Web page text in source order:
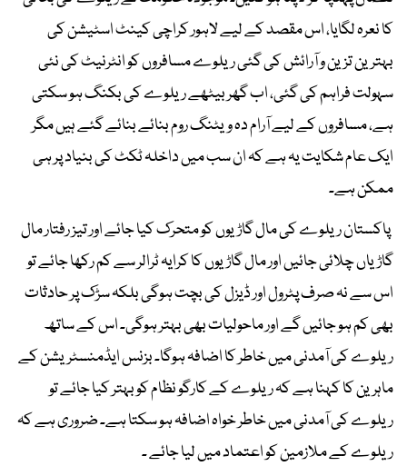
کا نعرہ لگایا، اس مقصد کے لیے لاہور کراچی کینٹ اسٹیشن کی
بہترین تزین و آرائش کی گئی ریلوے مسافروں کو انٹرنیٹ کی نئی
سہولت فراہم کی گئی، اب گھر بیٹھے ریلوے کی بکنگ ہو سکتی
ہے، مسافروں کے لیے آرام دہ ویٹنگ روم بنائے بنائے گئے ہیں مگر
ایک عام شکایت یہ ہے کہ ان سب میں داخلہ ٹکٹ کی بنیاد پر ہی
ممکن ہے۔
پاکستان ریلوے کی مال گاڑیوں کو متحرک کیا جائے اور تیز رفتار مال
گاڑیاں چلائی جائیں اور مال گاڑیوں کا کرایہ ٹرالر سے کم رکھا جائے تو
اس سے نہ صرف پٹرول اور ڈیزل کی بچت ہوگی بلکہ سڑک پر حادثات
بھی کم ہو جائیں گے اور ماحولیات بھی بہتر ہوگی۔ اس کے ساتھ
ریلوے کی آمدنی میں خاطر کا اضافہ ہوگا۔ بزنس ایڈمنسٹریشن کے
ماہرین کا کہنا ہے کہ ریلوے کے کارگو نظام کو بہتر کیا جائے تو
ریلوے کی آمدنی میں خاطر خواہ اضافہ ہو سکتا ہے۔ ضروری ہے کہ
ریلوے کے ملازمین کو اعتماد میں لیا جائے ۔